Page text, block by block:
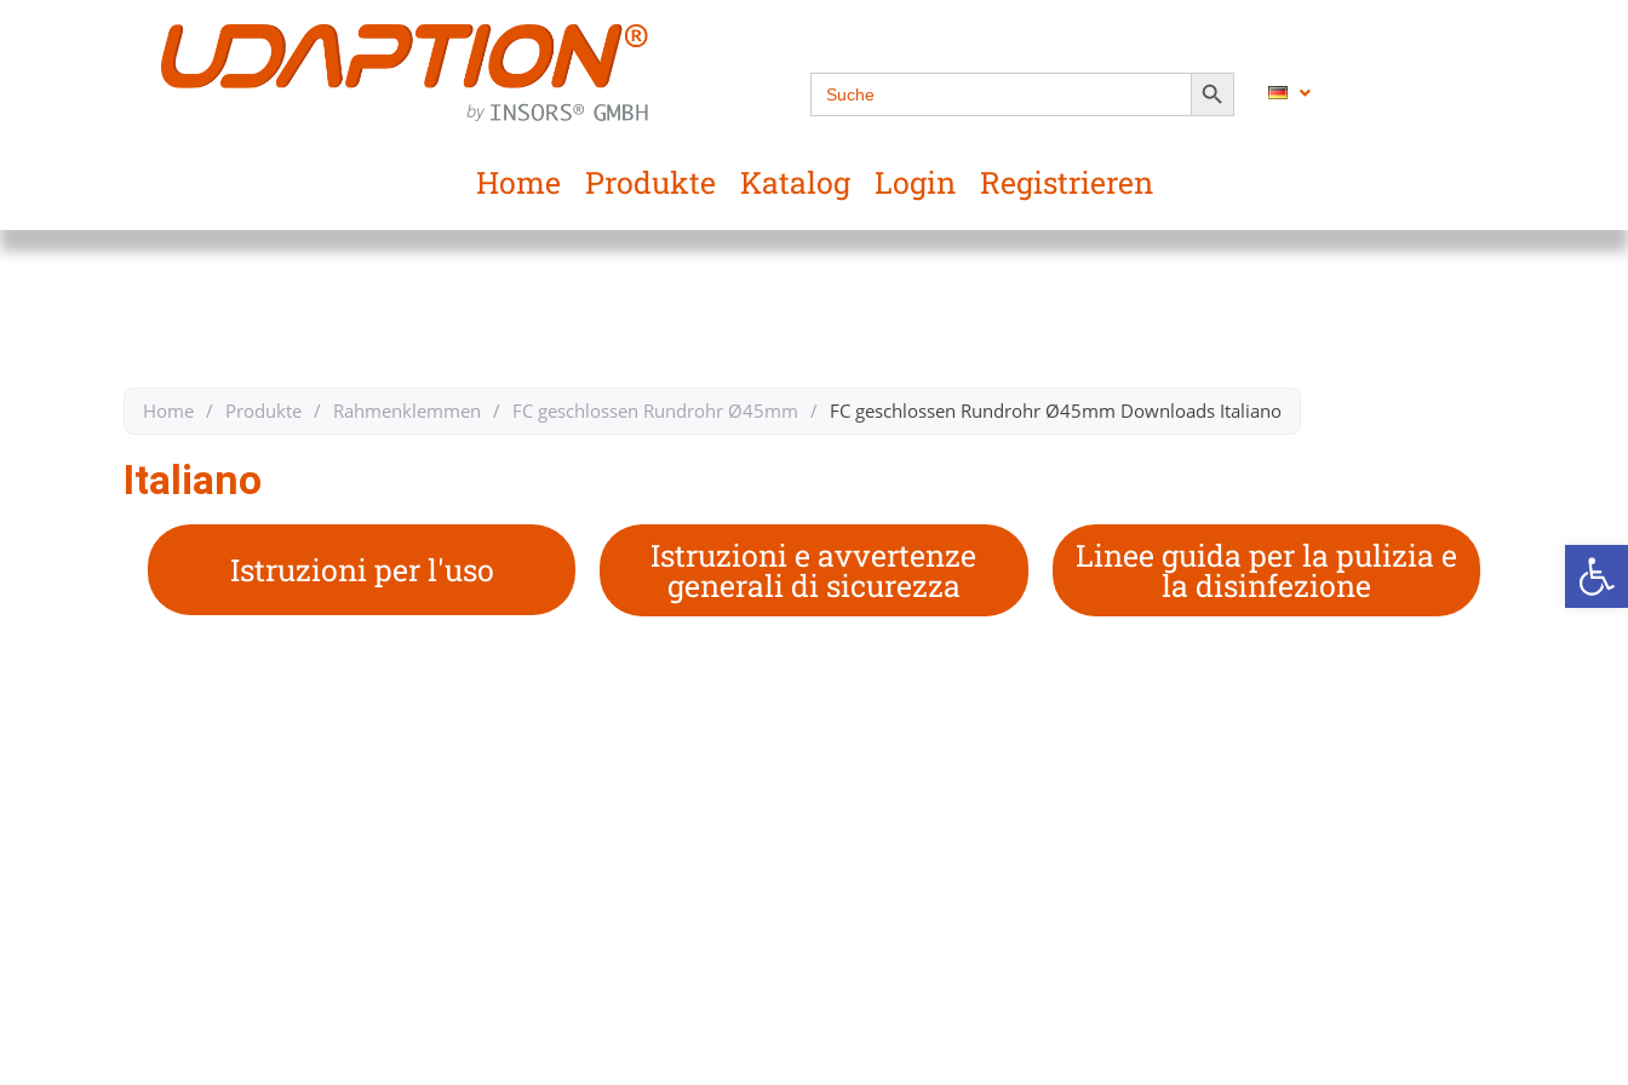
Search
for:
SEARCH BUTTON
Home Produkte Katalog Login Registrieren
Home / Produkte / Rahmenklemmen / FC geschlossen Rundrohr Ø45mm / FC geschlossen Rundrohr Ø45mm Downloads Italiano​
Italiano
Istruzioni per l'uso Istruzioni e avvertenze
generali di sicurezza
Linee guida per la pulizia e
la disinfezione